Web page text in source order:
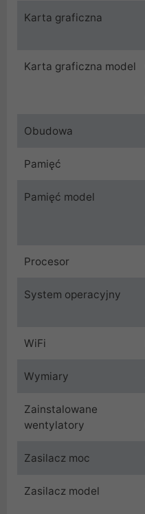
Karta graficzna
Karta graficzna model
Obudowa
Pamięć
Pamięć model
Procesor
System operacyjny
WiFi
Wymiary
Zainstalowane
wentylatory
Zasilacz moc
Zasilacz model